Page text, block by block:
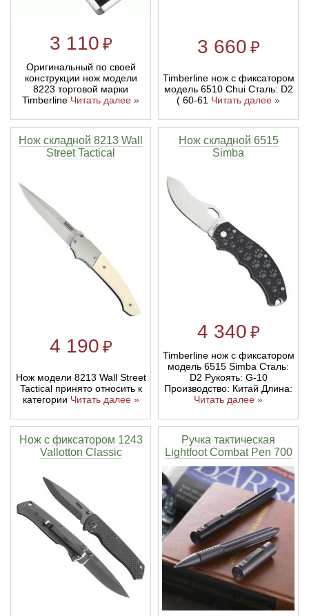
3 110 ₽
Оригинальный по своей
конструкции нож модели
8223 торговой марки
Timberline Читать далее »
3 660 ₽
Timberline нож с фиксатором
модель 6510 Chui Сталь: D2
( 60-61 Читать далее »
Нож складной 8213 Wall
Street Tactical
4 190 ₽
Нож модели 8213 Wall Street
Tactical принято относить к
категории Читать далее »
Нож складной 6515
Simba
4 340 ₽
Timberline нож с фиксатором
модель 6515 Simba Сталь:
D2 Рукоять: G-10
Производство: Китай Длина:
Читать далее »
Нож с фиксатором 1243
Vallotton Classic
Ручка тактическая
Lightfoot Combat Pen 700